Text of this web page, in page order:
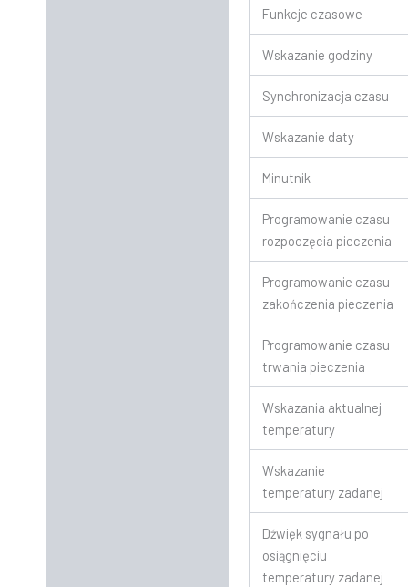
Funkcje czasowe
Wskazanie godziny
Synchronizacja czasu
Wskazanie daty
Minutnik
Programowanie czasu
rozpoczęcia pieczenia
Programowanie czasu
zakończenia pieczenia
Programowanie czasu
trwania pieczenia
Wskazania aktualnej
temperatury
Wskazanie
temperatury zadanej
Dźwięk sygnału po
osiągnięciu
temperatury zadanej